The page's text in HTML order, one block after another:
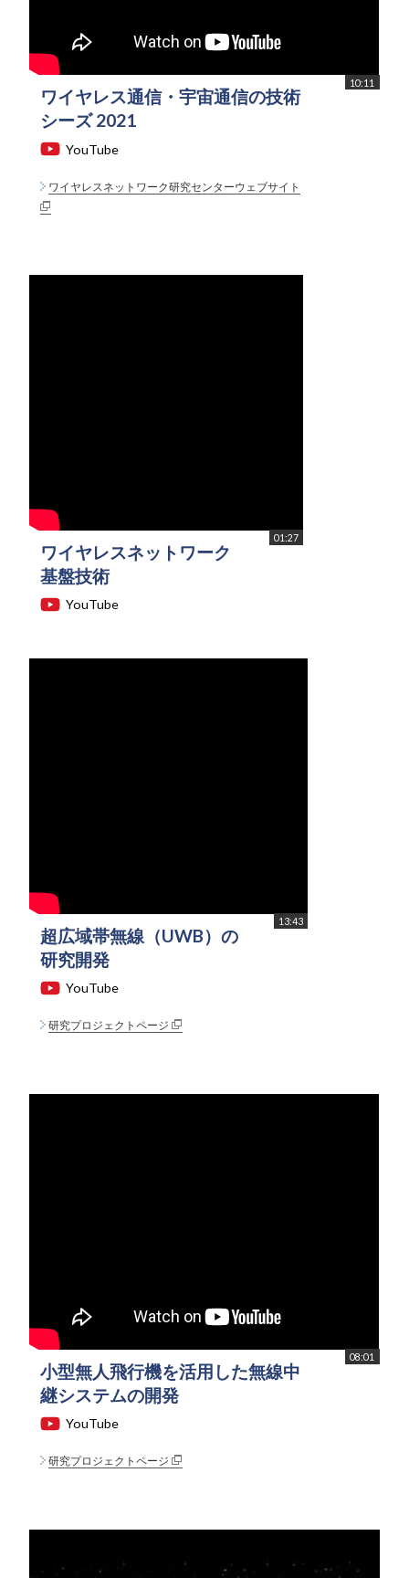
10:11
ワイヤレス通信・宇宙通信の技術
シーズ 2021
YouTube
ワイヤレスネットワーク研究センターウェブサイト
01:27
ワイヤレスネットワーク
基盤技術
YouTube
13:43
超広域帯無線（UWB）の
研究開発
YouTube
研究プロジェクトページ
08:01
小型無人飛行機を活用した無線中
継システムの開発
YouTube
研究プロジェクトページ